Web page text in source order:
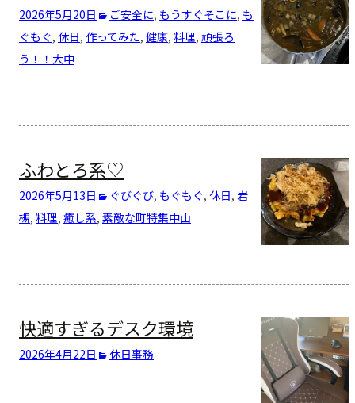
2026年5月20日 ご安全に, もうすぐそこに, も
ぐもぐ, 休日, 作ってみた, 健康, 料理, 頑張ろ
う！！ 大中
ふわとろ系♡
2026年5月13日 ぐびぐび, もぐもぐ, 休日, 岩
槻, 料理, 癒し系, 素敵な町特集中山
快適すぎるデスク環境
2026年4月22日 休日事務